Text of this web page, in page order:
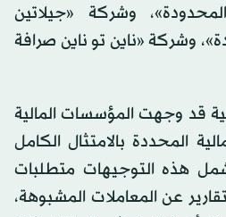
وشركة «جيلاتين
وشركة «ناين تو ناين صرافة
قد وجهت المؤسسات المالية
المحددة بالامتثال الكامل
هذه التوجيهات متطلبات
عن المعاملات المشبوهة،